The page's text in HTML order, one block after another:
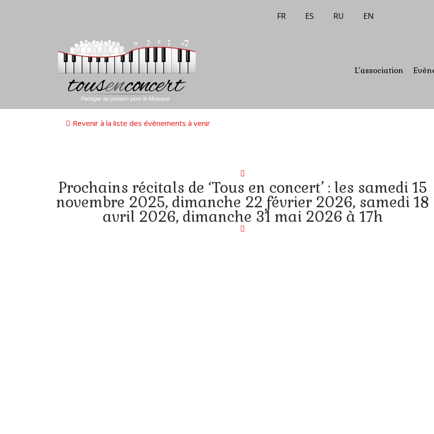
FR ES RU EN
L’association
Revenir à la liste des évènements à venir
Prochains récitals de ‘Tous en concert’ : les samedi 15
novembre 2025, dimanche 22 février 2026, samedi 18
avril 2026, dimanche 31 mai 2026 à 17h